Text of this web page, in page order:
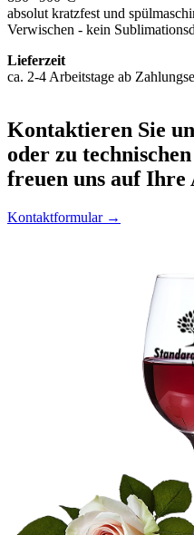
absolut kratzfest und
Verwischen - kein
Lieferzeit
ca. 2-4 Arbeitstage ab
Kontaktieren Sie
oder zu
freuen uns auf Ihre
Kontaktformular →